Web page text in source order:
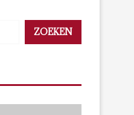
ZOEKEN